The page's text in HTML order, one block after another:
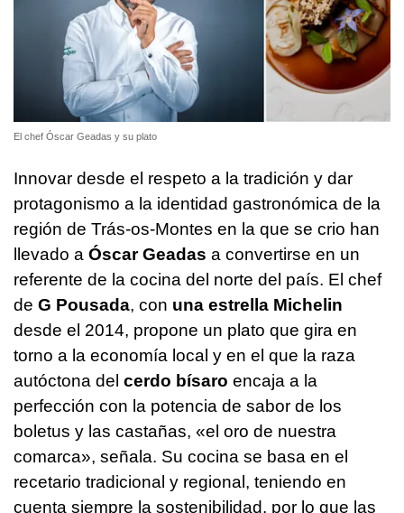
El chef Óscar Geadas y su plato
Innovar desde el respeto a la tradición y dar
protagonismo a la identidad gastronómica de la
región de Trás-os-Montes en la que se crio han
llevado a Óscar Geadas a convertirse en un
referente de la cocina del norte del país. El chef
de G Pousada, con una estrella Michelin
desde el 2014, propone un plato que gira en
torno a la economía local y en el que la raza
autóctona del cerdo bísaro encaja a la
perfección con la potencia de sabor de los
boletus y las castañas, «el oro de nuestra
comarca», señala. Su cocina se basa en el
recetario tradicional y regional, teniendo en
cuenta siempre la sostenibilidad, por lo que las